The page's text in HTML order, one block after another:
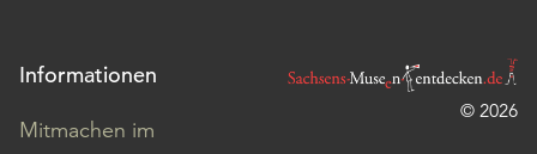
Informationen
Mitmachen im
© 2026